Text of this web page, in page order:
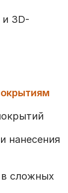
и 3D-
нанесения
сложных